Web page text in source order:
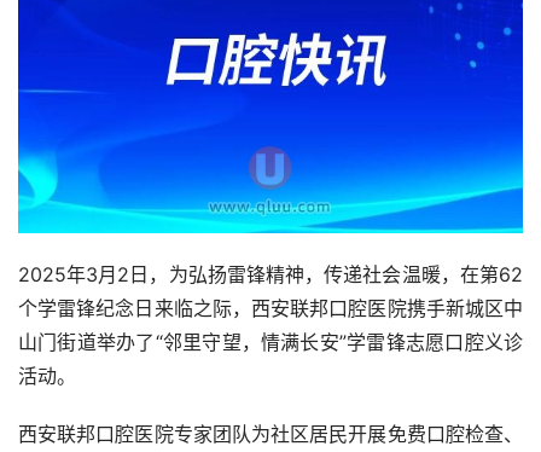
2025年3月2日，为弘扬雷锋精神，传递社会温暖，在第62
个学雷锋纪念日来临之际，西安联邦口腔医院携手新城区中
山门街道举办了“邻里守望，情满长安”学雷锋志愿口腔义诊
活动。
西安联邦口腔医院专家团队为社区居民开展免费口腔检查、